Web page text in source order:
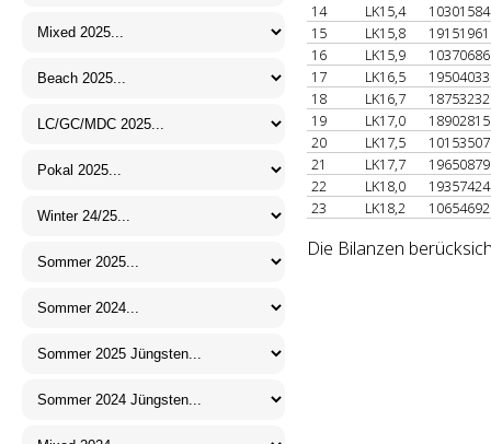
14
LK15,4
15
LK15,8
16
LK15,9
17
LK16,5
18
LK16,7
19
LK17,0
20
LK17,5
21
LK17,7
22
LK18,0
23
LK18,2
Die Bilanzen